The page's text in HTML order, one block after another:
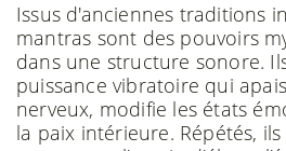
Issus d'anciennes traditions
mantras sont des pouvoirs
dans une structure sonore.
puissance vibratoire qui
nerveux, modifie les états
la paix intérieure. Répétés,